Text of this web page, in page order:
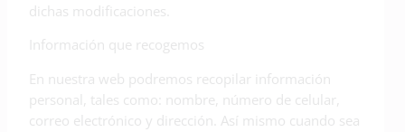
dichas modificaciones.
Información que recogemos
En nuestra web podremos recopilar información
personal, tales como: nombre, número de celular,
correo electrónico y dirección. Así mismo cuando sea